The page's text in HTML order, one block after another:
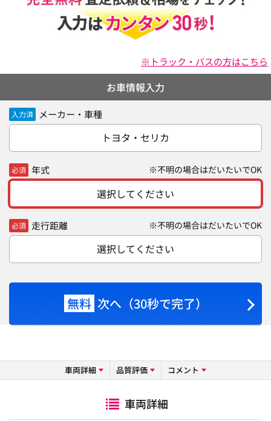
※トラック・バスの方はこちら
お車情報入力
入力済 メーカー・車種
トヨタ・セリカ
必須 年式 ※不明の場合はだいたいでOK
選択してください
必須 走行距離 ※不明の場合はだいたいでOK
選択してください
無料 次へ（30秒で完了）
車両詳細 品質評価 コメント
車両詳細